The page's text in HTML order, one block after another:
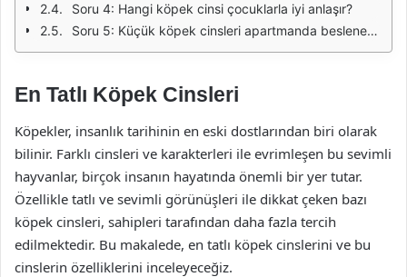
Soru 4: Hangi köpek cinsi çocuklarla iyi anlaşır?
Soru 5: Küçük köpek cinsleri apartmanda beslenebilir mi?
En Tatlı Köpek Cinsleri
Köpekler, insanlık tarihinin en eski dostlarından biri olarak
bilinir. Farklı cinsleri ve karakterleri ile evrimleşen bu sevimli
hayvanlar, birçok insanın hayatında önemli bir yer tutar.
Özellikle tatlı ve sevimli görünüşleri ile dikkat çeken bazı
köpek cinsleri, sahipleri tarafından daha fazla tercih
edilmektedir. Bu makalede, en tatlı köpek cinslerini ve bu
cinslerin özelliklerini inceleyeceğiz.